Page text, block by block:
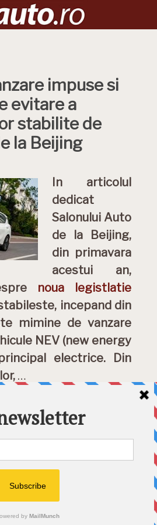
impuse si
evitare a
stabilite de
la Beijing
In articolul
dedicat
Salonului Auto
de la Beijing,
din primavara
acestui an,
noua legistlatie
incepand din
mimine de vanzare
NEV (new energy
electrice. Din
…
Etichete:FIAT,GAC